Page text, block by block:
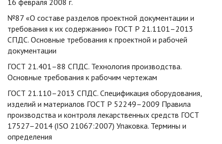
№87 «О составе разделов проектной документации и
требования к их содержанию» ГОСТ Р 21.1101–2013
СПДС. Основные требования к проектной и рабочей
документации
ГОСТ 21.401–88 СПДС. Технология производства.
Основные требования к рабочим чертежам
ГОСТ 21.110–2013 СПДС. Спецификация оборудования,
изделий и материалов ГОСТ Р 52249–2009 Правила
производства и контроля лекарственных средств ГОСТ
17527–2014 (ISO 21067:2007) Упаковка. Термины и
определения